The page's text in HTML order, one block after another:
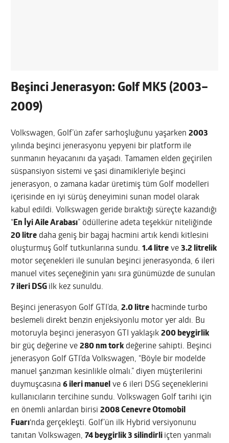
Beşinci Jenerasyon: Golf MK5 (2003–
2009)
Volkswagen, Golf’ün zafer sarhoşluğunu yaşarken2003
yılında beşinci jenerasyonu yepyeni bir platform ile
sunmanın heyacanını da yaşadı. Tamamen elden geçirilen
süspansiyon sistemi ve şasi dinamikleriyle beşinci
jenerasyon, o zamana kadar üretimiş tüm Golf modelleri
içerisinde en iyi sürüş deneyimini sunan model olarak
kabul edildi. Volkswagen geride bıraktığı süreçte kazandığı
“En İyi Aile Arabası” ödüllerine adeta teşekkür niteliğinde
20 litre daha geniş bir bagaj hacmini artık kendi kitlesini
oluşturmuş Golf tutkunlarına sundu.1.4 litre ve3.2 litrelik
motor seçenekleri ile sunulan beşinci jenerasyonda, 6 ileri
manuel vites seçeneğinin yanı sıra günümüzde de sunulan
7 ileri DSG ilk kez sunuldu.
Beşinci jenerasyon Golf GTI’da,2.0 litre hacminde turbo
beslemeli direkt benzin enjeksiyonlu motor yer aldı. Bu
motoruyla beşinci jenerasyon GTI yaklaşık200 beygirlik
bir güç değerine ve280 nm tork değerine sahipti. Beşinci
jenerasyon Golf GTI’da Volkswagen, “Böyle bir modelde
manuel şanzıman kesinlikle olmalı.” diyen müşterilerini
duymuşcasına6 ileri manuel ve 6 ileri DSG seçeneklerini
kullanıcıların tercihine sundu. Volkswagen Golf tarihi için
en önemli anlardan birisi2008 Cenevre Otomobil
Fuarı‘nda gerçekleşti. Golf’ün ilk Hybrid versiyonunu
tanıtan Volkswagen,74 beygirlik 3 silindirli içten yanmalı